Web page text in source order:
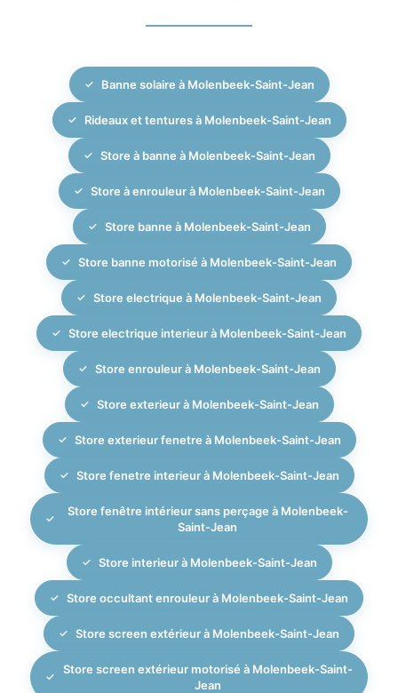
une solution globale et cohérente.
conseille sur le type de tissu et de mécanisme à
privilégier en fonction de l’orientation de vos fenêtres,
de l’usage de la pièce et du niveau de confort visuel
souhaité, que ce soit pour un projet résidentiel ou
professionnel à Molenbeek-Saint-Jean.
Banne solaire à Molenbeek-Saint-Jean
Rideaux et tentures à Molenbeek-Saint-Jean
Store à banne à Molenbeek-Saint-Jean
Store à enrouleur à Molenbeek-Saint-Jean
Store banne à Molenbeek-Saint-Jean
Store banne motorisé à Molenbeek-Saint-Jean
Store electrique à Molenbeek-Saint-Jean
Store electrique interieur à Molenbeek-Saint-Jean
Store enrouleur à Molenbeek-Saint-Jean
Store exterieur à Molenbeek-Saint-Jean
Store exterieur fenetre à Molenbeek-Saint-Jean
Store fenetre interieur à Molenbeek-Saint-Jean
Store fenêtre intérieur sans perçage à Molenbeek-
Saint-Jean
Store interieur à Molenbeek-Saint-Jean
Store occultant enrouleur à Molenbeek-Saint-Jean
Store screen extérieur à Molenbeek-Saint-Jean
Store screen extérieur motorisé à Molenbeek-Saint-
Jean